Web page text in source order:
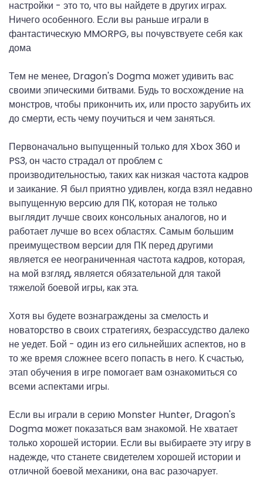
настройки - это то, что вы найдете в других играх.
Ничего особенного. Если вы раньше играли в
фантастическую MMORPG, вы почувствуете себя как
дома
Тем не менее, Dragon's Dogma может удивить вас
своими эпическими битвами. Будь то восхождение на
монстров, чтобы прикончить их, или просто зарубить их
до смерти, есть чему поучиться и чем заняться.
Первоначально выпущенный только для Xbox 360 и
PS3, он часто страдал от проблем с
производительностью, таких как низкая частота кадров
и заикание. Я был приятно удивлен, когда взял недавно
выпущенную версию для ПК, которая не только
выглядит лучше своих консольных аналогов, но и
работает лучше во всех областях. Самым большим
преимуществом версии для ПК перед другими
является ее неограниченная частота кадров, которая,
на мой взгляд, является обязательной для такой
тяжелой боевой игры, как эта.
Хотя вы будете вознаграждены за смелость и
новаторство в своих стратегиях, безрассудство далеко
не уедет. Бой - один из его сильнейших аспектов, но в
то же время сложнее всего попасть в него. К счастью,
этап обучения в игре помогает вам ознакомиться со
всеми аспектами игры.
Если вы играли в серию Monster Hunter, Dragon's
Dogma может показаться вам знакомой. Не хватает
только хорошей истории. Если вы выбираете эту игру в
надежде, что станете свидетелем хорошей истории и
отличной боевой механики, она вас разочарует.